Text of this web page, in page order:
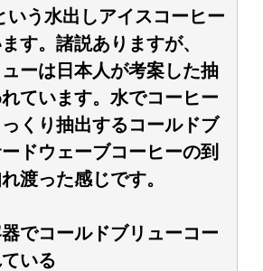
いう水出しアイスコーヒー
す。諸説ありますが、
ーは日本人が考案した抽
ています。水でコーヒー
くり抽出するコールドブ
ドウェーブコーヒーの到
渡った感じです。
でコールドブリューコー
いる